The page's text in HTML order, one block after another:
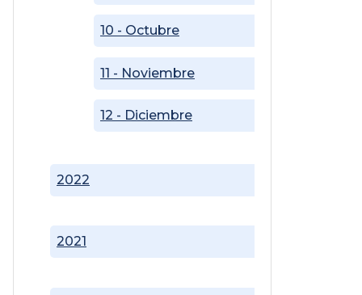
2021
2022
10 - Octubre
11 - Noviembre
12 - Diciembre